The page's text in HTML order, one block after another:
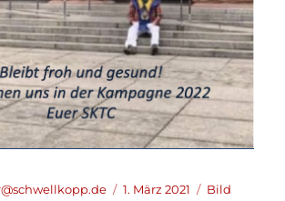
Veröffentlicht
1. März 2021 Format
Bild